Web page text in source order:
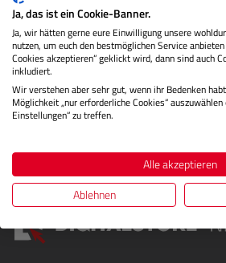
Die SmallRig LCD-Sonnenblende 2215
maßgefertigter Sonnenschutz, der
Kameras der Sony Alpha S…Mehr
Herstellerinformationen
Bewertungen
Ja, das ist ein Cookie-Banner.
Ja, wir hätten gerne eure Einwilligung unsere
nutzen, um euch den bestmöglichen Service
Cookies akzeptieren“ geklickt wird, dann sind auch
inkludiert.
Wir verstehen aber sehr gut, wenn ihr Bedenken
Möglichkeit „nur erforderliche Cookies“
Einstellungen“ zu treffen.
Alle akzeptieren
Ablehnen